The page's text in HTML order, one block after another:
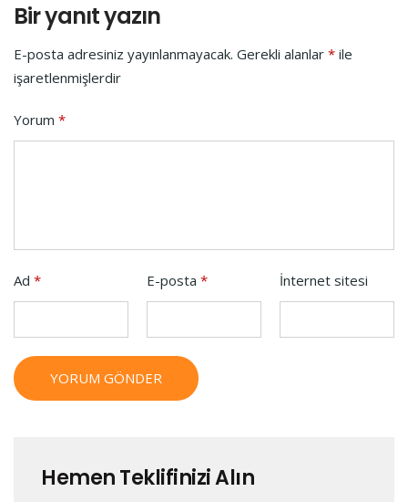
Bir yanıt yazın
E-posta adresiniz yayınlanmayacak. Gerekli alanlar * ile
işaretlenmişlerdir
Yorum *
Ad * E-posta * İnternet sitesi
YORUM GÖNDER
Hemen Teklifinizi Alın